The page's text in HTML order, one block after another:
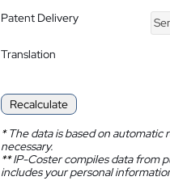
Patent Delivery
Translation
Recalculate
*The data is based on automatic
necessary.
**IP-Coster compiles data from
includes your personal